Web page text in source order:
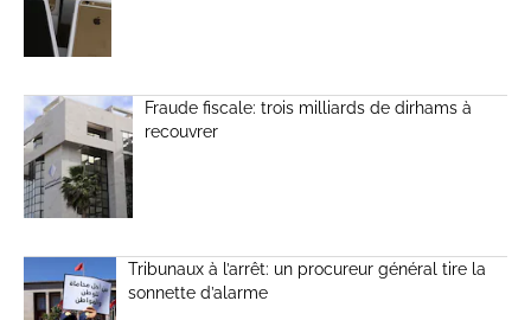
Fraude fiscale: trois milliards de dirhams à
recouvrer
Tribunaux à l’arrêt: un procureur général tire la
sonnette d’alarme